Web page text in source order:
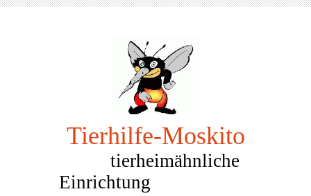
Tierhilfe-Moskito
tierheimähnliche
Einrichtung